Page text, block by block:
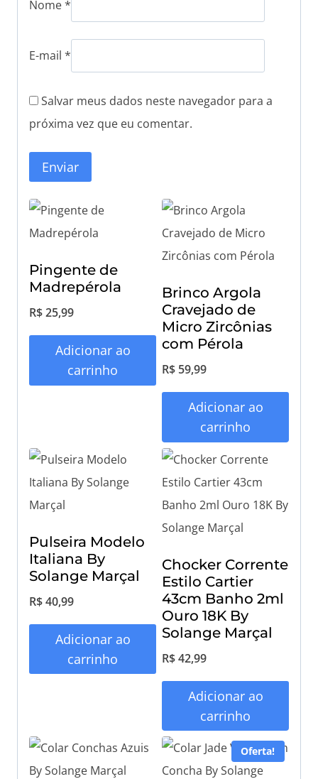
Nome*
E-mail *
Salvar meus dados neste navegador para a
próxima vez que eu comentar.
Pingente de
Madrepérola
R$25,99
Adicionar ao
carrinho
Brinco Argola
Cravejado de
Micro Zircônias
com Pérola
R$ 59,99
Adicionar ao
carrinho
Pulseira Modelo
Italiana By
Solange Marçal
R$40,99
Adicionar ao
carrinho
Chocker Corrente
Estilo Cartier
43cm Banho 2ml
Ouro 18K By
Solange Marçal
R$42,99
Adicionar ao
carrinho
Oferta!